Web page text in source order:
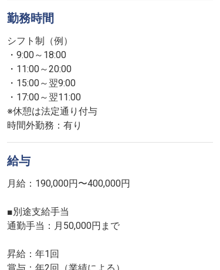
勤務時間
シフト制（例）
・9:00～18:00
・11:00～20:00
・15:00～翌9:00
・17:00～翌11:00
※休憩は法定通り付与
時間外勤務：有り
給与
月給：190,000円〜400,000円
■別途支給手当
通勤手当：月50,000円まで
昇給：年1回